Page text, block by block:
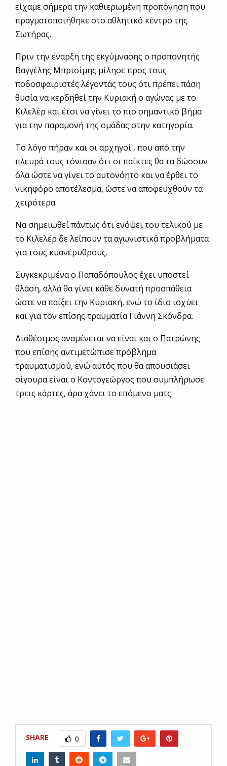
είχαμε σήμερα την καθιερωμένη προπόνηση που
πραγματοποιήθηκε στο αθλητικό κέντρο της
Σωτήρας.
Πριν την έναρξη της εκγύμνασης ο προπονητής
Βαγγέλης Μπρισίμης μίλησε προς τους
ποδοσφαιριστές λέγοντάς τους ότι πρέπει πάση
θυσία να κερδηθεί την Κυριακή ο αγώνας με το
Κιλελέρ και έτσι να γίνει το πιο σημαντικό βήμα
για την παραμονή της ομάδας στην κατηγορία.
Το λόγο πήραν και οι αρχηγοί , που από την
πλευρά τους τόνισαν ότι οι παίκτες θα τα δώσουν
όλα ώστε να γίνει το αυτονόητο και να έρθει το
νικηφόρο αποτέλεσμα, ώστε να αποφευχθούν τα
χειρότερα.
Να σημειωθεί πάντως ότι ενόψει του τελικού με
το Κιλελέρ δε λείπουν τα αγωνιστικά προβλήματα
για τους κυανέρυθρους.
Συγκεκριμένα ο Παπαδόπουλος έχει υποστεί
θλάση, αλλά θα γίνει κάθε δυνατή προσπάθεια
ώστε να παίξει την Κυριακή, ενώ το ίδιο ισχύει
και για τον επίσης τραυματία Γιάννη Σκόνδρα.
Διαθέσιμος αναμένεται να είναι και ο Πατρώνης
που επίσης αντιμετώπισε πρόβλημα
τραυματισμού, ενώ αυτός που θα απουσιάσει
σίγουρα είναι ο Κοντογεώργος που συμπλήρωσε
τρεις κάρτες, άρα χάνει το επόμενο ματς.
SHARE 0